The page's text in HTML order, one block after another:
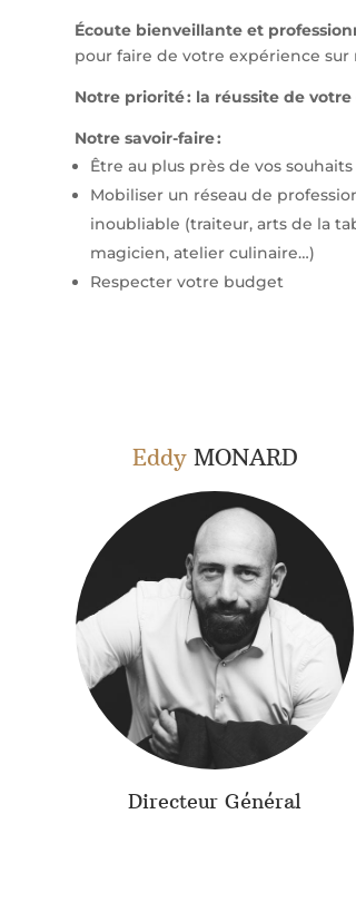
Écoute bienveillante et
pour faire de votre expérience
Notre priorité : la réussite de
Notre savoir-faire :
Être au plus près de vos souhaits
Mobiliser un réseau de
inoubliable (traiteur, arts de la
magicien, atelier culinaire…)
Respecter votre budget
EddyMONARD
Directeur Général